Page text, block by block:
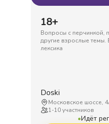
18+
Вопросы с перчинкой,
другие взрослые
лексика
Doski
Московское шоссе,
1-10участников
•Идёт